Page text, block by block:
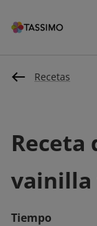
Recetas
Receta
vainilla
Tiempo